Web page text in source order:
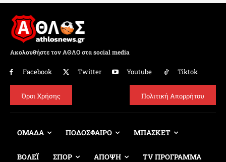
Ακολουθήστε τον ΑΘΛΟ στα social media
Facebook Twitter Youtube Tiktok
Όροι Χρήσης Πολιτική Απορρήτου
ΟΜΑΔΑ ΠΟΔΟΣΦΑΙΡΟ ΜΠΑΣΚΕΤ
ΒΟΛΕΪ ΣΠΟΡ ΑΠΟΨΗ TV ΠΡΟΓΡΑΜΜΑ